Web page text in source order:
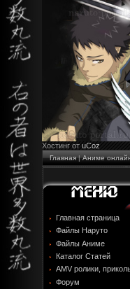
Хостинг от uCoz
Главная|Аниме
Главная страница
Файлы Наруто
Файлы Аниме
Каталог Статей
AMV ролики,
Форум